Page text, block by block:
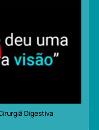
Digestiva